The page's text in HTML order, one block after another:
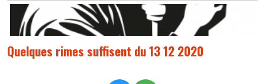
Quelques rimes suffisent du 13 12 2020